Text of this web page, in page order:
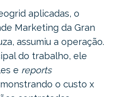
aplicadas, o
Marketing da Gran
assumiu a operação.
do trabalho, ele
e reports
o custo x